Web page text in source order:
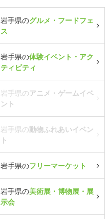
岩手県のグルメ・フードフェ
ス
岩手県の体験イベント・アク
ティビティ
岩手県のアニメ・ゲームイベ
ント
岩手県の動物ふれあいイベン
ト
岩手県のフリーマーケット
岩手県の美術展・博物展・展
示会